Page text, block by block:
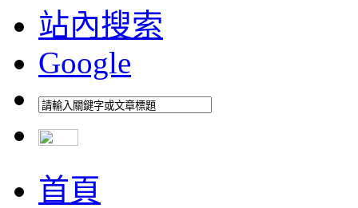
站內搜索
Google
首頁